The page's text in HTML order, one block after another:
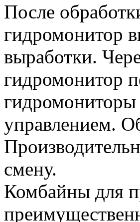
После
гидромонитор
выработки.
гидромонитор
управлением.
смену.
Комбайны для